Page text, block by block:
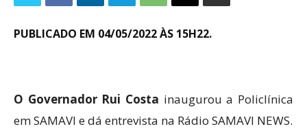
PUBLICADO EM 04/05/2022 ÀS 15H22.
O Governador Rui Costa inaugurou a Policlínica
em SAMAVI e dá entrevista na Rádio SAMAVI NEWS.